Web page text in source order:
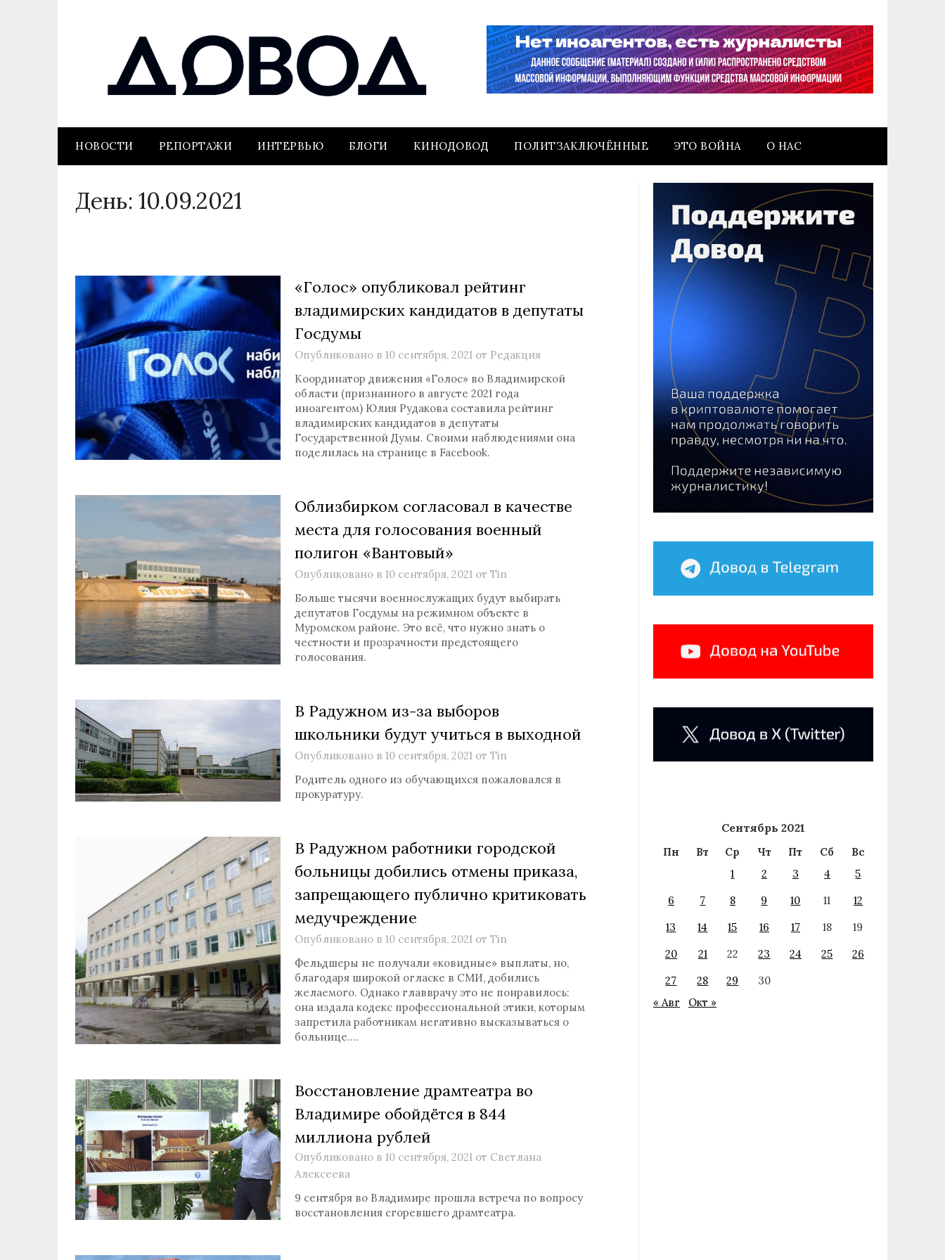
НОВОСТИ РЕПОРТАЖИ ИНТЕРВЬЮ БЛОГИ КИНОДОВОД ПОЛИТЗАКЛЮЧЁННЫЕ ЭТО ВОЙНА О НАС
День: 10.09.2021
«Голос» опубликовал рейтинг
владимирских кандидатов в депутаты
Госдумы
Опубликовано в 10 сентября, 2021 от Редакция
Координатор движения «Голос» во Владимирской
области (признанного в августе 2021 года
иноагентом) Юлия Рудакова составила рейтинг
владимирских кандидатов в депутаты
Государственной Думы. Своими наблюдениями она
поделилась на странице в Facebook.
Облизбирком согласовал в качестве
места для голосования военный
полигон «Вантовый»
Опубликовано в 10 сентября, 2021 от Tin
Больше тысячи военнослужащих будут выбирать
депутатов Госдумы на режимном объекте в
Муромском районе. Это всё, что нужно знать о
честности и прозрачности предстоящего
голосования.
В Радужном из-за выборов
школьники будут учиться в выходной
Опубликовано в 10 сентября, 2021 от Tin
Родитель одного из обучающихся пожаловался в
прокуратуру.
В Радужном работники городской
больницы добились отмены приказа,
запрещающего публично критиковать
медучреждение
Опубликовано в 10 сентября, 2021 от Tin
Фельдшеры не получали «ковидные» выплаты, но,
благодаря широкой огласке в СМИ, добились
желаемого. Однако главврачу это не понравилось:
она издала кодекс профессиональной этики, которым
запретила работникам негативно высказываться о
больнице….
Восстановление драмтеатра во
Владимире обойдётся в 844
миллиона рублей
Опубликовано в 10 сентября, 2021 от Светлана
Алексеева
9 сентября во Владимире прошла встреча по вопросу
восстановления сгоревшего драмтеатра.
Сентябрь 2021
Пн Вт Ср Чт Пт Сб
Вс
1
2 3 4
5
6
7 8 9 10 11
12
13
14 15 16 17 18
19
20
21 22 23 24 25
26
27
28 29
30
« Авг
Окт »